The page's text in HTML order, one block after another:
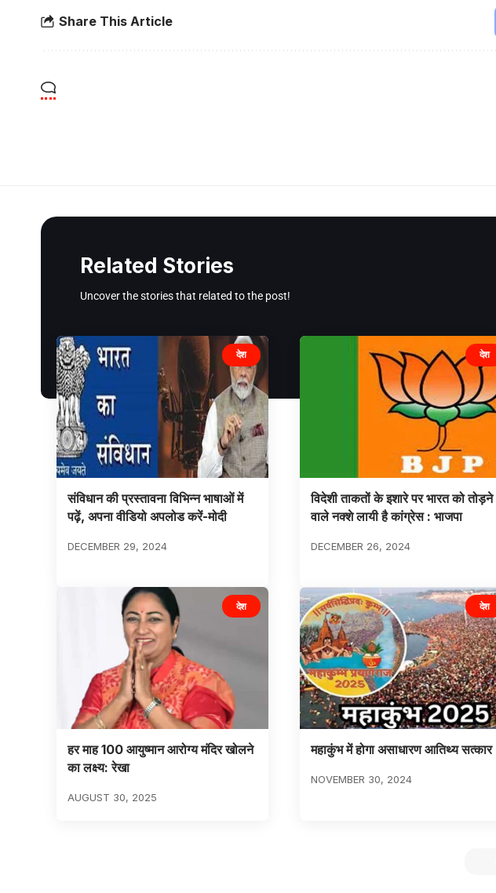
Share This Article
Related Stories
Uncover the stories that related to the post!
देश
संविधान की प्रस्तावना विभिन्न भाषाओं में
पढ़ें, अपना वीडियो अपलोड करें-मोदी
DECEMBER 29, 2024
देश
विदेशी ताकतों के इशारे पर भारत को तोड़ने
वाले नक्शे लायी है कांग्रेस : भाजपा
DECEMBER 26, 2024
देश
हर माह 100 आयुष्मान आरोग्य मंदिर खोलने
का लक्ष्य: रेखा
AUGUST 30, 2025
देश
महाकुंभ में होगा असाधारण आतिथ्य सत्कार
NOVEMBER 30, 2024